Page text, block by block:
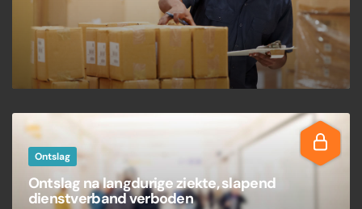
Ontslag
Ontslag na langdurige ziekte, slapend
dienstverband verboden